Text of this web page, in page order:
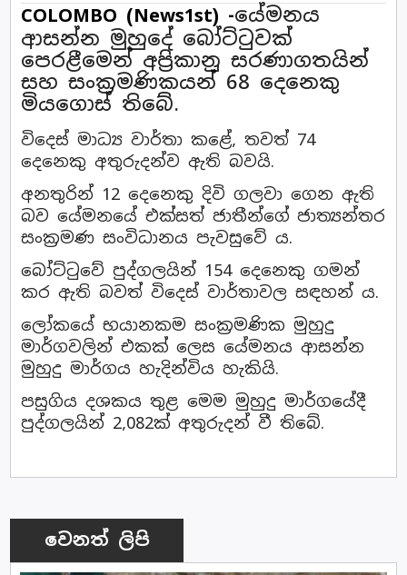
COLOMBO (News1st) -යේමනය
ආසන්න මුහුදේ බෝට්ටුවක්
පෙරළීමෙන් අප්‍රිකානු සරණාගතයින්
සහ සංක්‍රමණිකයන් 68 දෙනෙකු
මියගොස් තිබේ.
විදෙස් මාධ්‍ය වාර්තා කළේ, තවත් 74
දෙනෙකු අතුරුදන්ව ඇති බවයි.
අනතුරින් 12 දෙනෙකු දිවි ගලවා ගෙන ඇති
බව යේමනයේ එක්සත් ජාතීන්ගේ ජාත්‍යන්තර
සංක්‍රමණ සංවිධානය පැවසුවේ ය.
බෝට්ටුවේ පුද්ගලයින් 154 දෙනෙකු ගමන්
කර ඇති බවත් විදෙස් වාර්තාවල සඳහන් ය.
ලෝකයේ භයානකම සංක්‍රමණික මුහුදු
මාර්ගවලින් එකක් ලෙස යේමනය ආසන්න
මුහුදු මාර්ගය හැදින්විය හැකියි.
පසුගිය දශකය තුළ මෙම මුහුදු මාර්ගයේදී
පුද්ගලයින් 2,082ක් අතුරුදන් වී තිබේ.
වෙනත් ලිපි